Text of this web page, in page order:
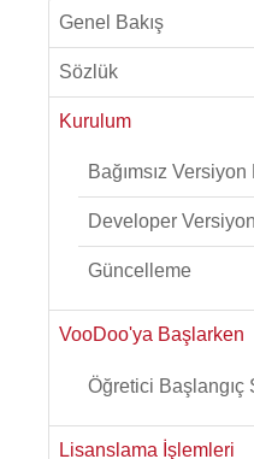
Genel Bakış
Sözlük
Kurulum
Bağımsız
Developer
Güncelleme
VooDoo'ya Başlarken
Öğretici Başlangıç
Lisanslama İşlemleri